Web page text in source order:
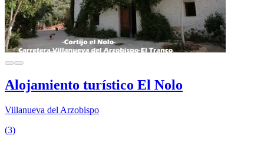
Alojamiento turístico El Nolo
Villanueva del Arzobispo
(3)